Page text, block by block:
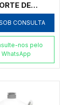
DE
LÍQUIDO,
ALUMÍNIO,
CONSULTA
nos pelo
WhatsApp